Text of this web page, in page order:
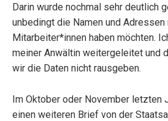
Darin wurde nochmal sehr deutlich
unbedingt die Namen und Adressen
Mitarbeiter*innen haben möchten.
meiner Anwältin weitergeleitet und
wir die Daten nicht rausgeben.
Im Oktober oder November letzten
einen weiteren Brief von der